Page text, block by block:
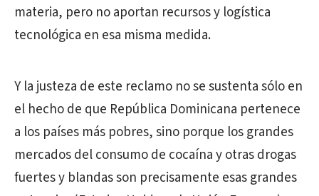
materia, pero no aportan recursos y logística
tecnológica en esa misma medida.
Y la justeza de este reclamo no se sustenta sólo en
el hecho de que República Dominicana pertenece
a los países más pobres, sino porque los grandes
mercados del consumo de cocaína y otras drogas
fuertes y blandas son precisamente esas grandes